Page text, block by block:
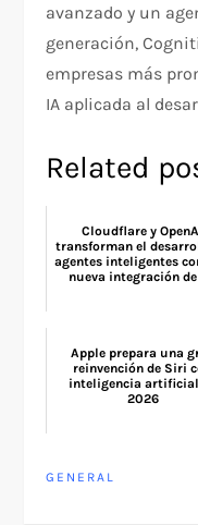
avanzado y un
generación,
empresas más
IA aplicada al
Related
Cloudflare y
transforman el
agentes inteligentes
nueva integración de
Apple prepara una
reinvención de Siri
inteligencia
2026
GENERAL